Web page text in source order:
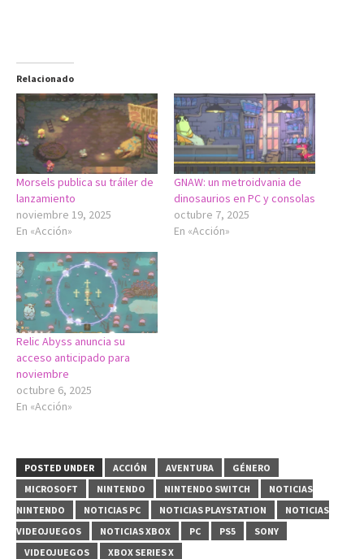
Relacionado
Morsels publica su tráiler de
lanzamiento
noviembre 19, 2025
En «Acción»
GNAW: un metroidvania de
dinosaurios en PC y consolas
octubre 7, 2025
En «Acción»
Relic Abyss anuncia su
acceso anticipado para
noviembre
octubre 6, 2025
En «Acción»
POSTED UNDER ACCIÓN AVENTURA
GÉNERO
MICROSOFT
NINTENDO NINTENDO SWITCH
NOTICIAS
NINTENDO
NOTICIAS PC NOTICIAS PLAYSTATION
NOTICIAS
VIDEOJUEGOS
NOTICIAS XBOX PC PS5
SONY
VIDEOJUEGOS
XBOX SERIES X